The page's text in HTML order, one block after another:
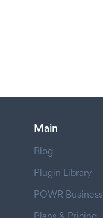
Main
Blog
Plugin Library
POWR Business